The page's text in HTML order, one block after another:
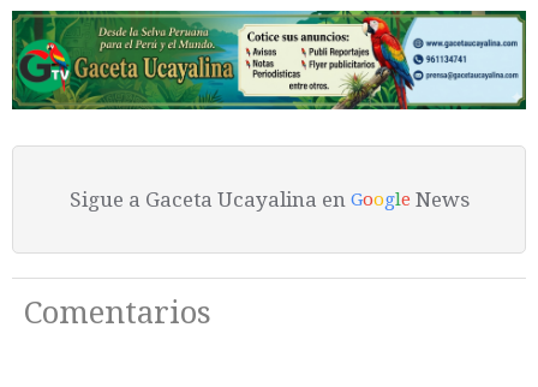
Sigue a Gaceta Ucayalina en Google News
Comentarios